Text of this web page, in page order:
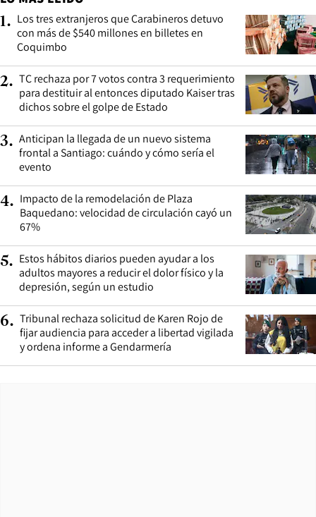
1. Los tres extranjeros que Carabineros detuvo
con más de $540 millones en billetes en
Coquimbo
2. TC rechaza por 7 votos contra 3 requerimiento
para destituir al entonces diputado Kaiser tras
dichos sobre el golpe de Estado
3. Anticipan la llegada de un nuevo sistema
frontal a Santiago: cuándo y cómo sería el
evento
4. Impacto de la remodelación de Plaza
Baquedano: velocidad de circulación cayó un
67%
5. Estos hábitos diarios pueden ayudar a los
adultos mayores a reducir el dolor físico y la
depresión, según un estudio
6. Tribunal rechaza solicitud de Karen Rojo de
fijar audiencia para acceder a libertad vigilada
y ordena informe a Gendarmería